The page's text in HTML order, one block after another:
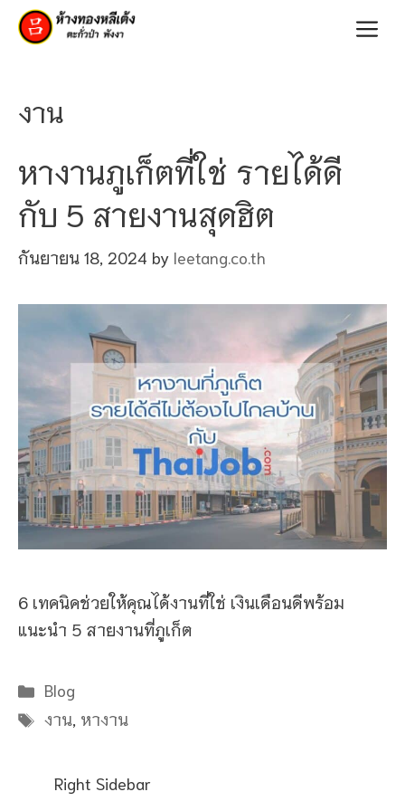
Skip
งาน
หางานภูเก็ตที่ใช่ รายได้ดี
กับ 5 สายงานสุดฮิต
กันยายน 18, 2024 by leetang.co.th
6 เทคนิคช่วยให้คุณได้งานที่ใช่ เงินเดือนดีพร้อม
แนะนำ 5 สายงานที่ภูเก็ต
Categories
Blog
Tags
งาน, หางาน
Right Sidebar